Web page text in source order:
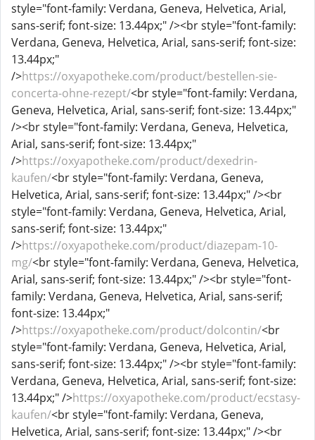
style="font-family: Verdana, Geneva, Helvetica, Arial,
sans-serif; font-size: 13.44px;" /><br style="font-family:
Verdana, Geneva, Helvetica, Arial, sans-serif; font-size:
13.44px;"
/>https://oxyapotheke.com/product/bestellen-sie-
concerta-ohne-rezept/<br style="font-family: Verdana,
Geneva, Helvetica, Arial, sans-serif; font-size: 13.44px;"
/><br style="font-family: Verdana, Geneva, Helvetica,
Arial, sans-serif; font-size: 13.44px;"
/>https://oxyapotheke.com/product/dexedrin-
kaufen/<br style="font-family: Verdana, Geneva,
Helvetica, Arial, sans-serif; font-size: 13.44px;" /><br
style="font-family: Verdana, Geneva, Helvetica, Arial,
sans-serif; font-size: 13.44px;"
/>https://oxyapotheke.com/product/diazepam-10-
mg/<br style="font-family: Verdana, Geneva, Helvetica,
Arial, sans-serif; font-size: 13.44px;" /><br style="font-
family: Verdana, Geneva, Helvetica, Arial, sans-serif;
font-size: 13.44px;"
/>https://oxyapotheke.com/product/dolcontin/<br
style="font-family: Verdana, Geneva, Helvetica, Arial,
sans-serif; font-size: 13.44px;" /><br style="font-family:
Verdana, Geneva, Helvetica, Arial, sans-serif; font-size:
13.44px;" />https://oxyapotheke.com/product/ecstasy-
kaufen/<br style="font-family: Verdana, Geneva,
Helvetica, Arial, sans-serif; font-size: 13.44px;" /><br